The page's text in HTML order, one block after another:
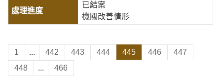
已結案
機關改善情形
1 ... 442 443 444 445 446
447
448
... 466